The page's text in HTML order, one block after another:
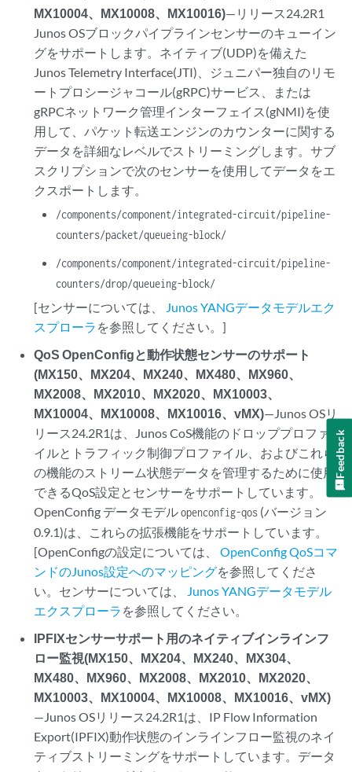
MX10004、MX10008、MX10016)—リリース24.2R1
Junos OSブロックパイプラインセンサーのキューイン
グをサポートします。ネイティブ(UDP)を備えた
Junos Telemetry Interface(JTI)、ジュニパー独自のリモ
ートプロシージャコール(gRPC)サービス、または
gRPCネットワーク管理インターフェイス(gNMI)を使
用して、パケット転送エンジンのカウンターに関する
データを詳細なレベルでストリーミングします。サブ
スクリプションで次のセンサーを使用してデータをエ
クスポートします。
/components/component/integrated-circuit/pipeline-
counters/packet/queueing-block/
/components/component/integrated-circuit/pipeline-
counters/drop/queueing-block/
[センサーについては、 Junos YANGデータモデルエク
スプローラ を参照してください。]
QoS OpenConfigと動作状態センサーのサポート
(MX150、MX204、MX240、MX480、MX960、
MX2008、MX2010、MX2020、MX10003、
MX10004、MX10008、MX10016、vMX)—Junos OSリ
リース24.2R1は、Junos CoS機能のドロッププロファ
イルとトラフィック制御プロファイル、およびこれら
の機能のストリーム状態データを管理するために使用
できるQoS設定とセンサーをサポートしています。
OpenConfig データモデルopenconfig-qos (バージョン
0.9.1)は、これらの拡張機能をサポートしています。
[OpenConfigの設定については、OpenConfig QoSコマ
ンドのJunos設定へのマッピングを参照してくださ
い。センサーについては、 Junos YANGデータモデル
エクスプローラ を参照してください。
IPFIXセンサーサポート用のネイティブインラインフ
ロー監視(MX150、MX204、MX240、MX304、
MX480、MX960、MX2008、MX2010、MX2020、
MX10003、MX10004、MX10008、MX10016、vMX)
—Junos OSリリース24.2R1は、IP Flow Information
Export(IPFIX)動作状態のインラインフロー監視のネイ
ティブストリーミングをサポートしています。データ
Feedback